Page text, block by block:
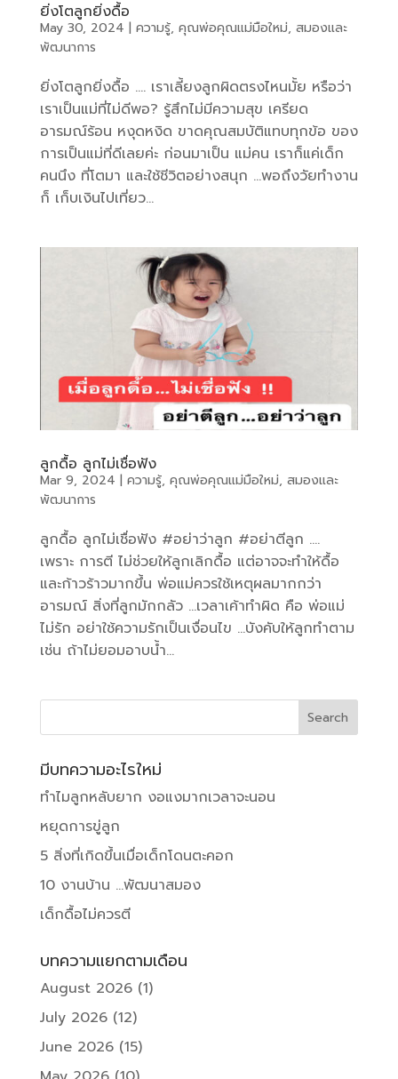
ยิ่งโตลูกยิ่งดื้อ
May 30, 2024 | ความรู้, คุณพ่อคุณแม่มือใหม่, สมองและ
พัฒนาการ
ยิ่งโตลูกยิ่งดื้อ …. เราเลี้ยงลูกผิดตรงไหนมั้ย หรือว่า
เราเป็นแม่ที่ไม่ดีพอ? รู้สึกไม่มีความสุข เครียด
อารมณ์ร้อน หงุดหงิด ขาดคุณสมบัติแทบทุกข้อ ของ
การเป็นแม่ที่ดีเลยค่ะ ก่อนมาเป็น แม่คน เราก็แค่เด็ก
คนนึง ที่โตมา และใช้ชีวิตอย่างสนุก …พอถึงวัยทำงาน
ก็ เก็บเงินไปเที่ยว...
ลูกดื้อ ลูกไม่เชื่อฟัง
Mar 9, 2024 | ความรู้, คุณพ่อคุณแม่มือใหม่, สมองและ
พัฒนาการ
ลูกดื้อ ลูกไม่เชื่อฟัง #อย่าว่าลูก #อย่าตีลูก ….
เพราะ การตี ไม่ช่วยให้ลูกเลิกดื้อ แต่อาจจะทำให้ดื้อ
และก้าวร้าวมากขึ้น พ่อแม่ควรใช้เหตุผลมากกว่า
อารมณ์ สิ่งที่ลูกมักกลัว …เวลาเค้าทำผิด คือ พ่อแม่
ไม่รัก อย่าใช้ความรักเป็นเงื่อนไข …บังคับให้ลูกทำตาม
เช่น ถ้าไม่ยอมอาบน้ำ...
มีบทความอะไรใหม่
ทำไมลูกหลับยาก งอแงมากเวลาจะนอน
หยุดการขู่ลูก
5 สิ่งที่เกิดขึ้นเมื่อเด็กโดนตะคอก
10 งานบ้าน …พัฒนาสมอง
เด็กดื้อไม่ควรตี
บทความแยกตามเดือน
August 2026(1)
July 2026(12)
June 2026(15)